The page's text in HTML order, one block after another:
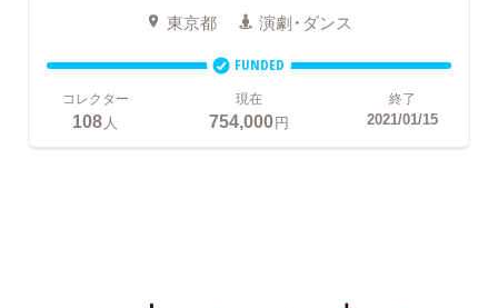
東京都 演劇・ダンス
FUNDED
コレクター
108 人
現在
754,000円
終了
2021/01/15